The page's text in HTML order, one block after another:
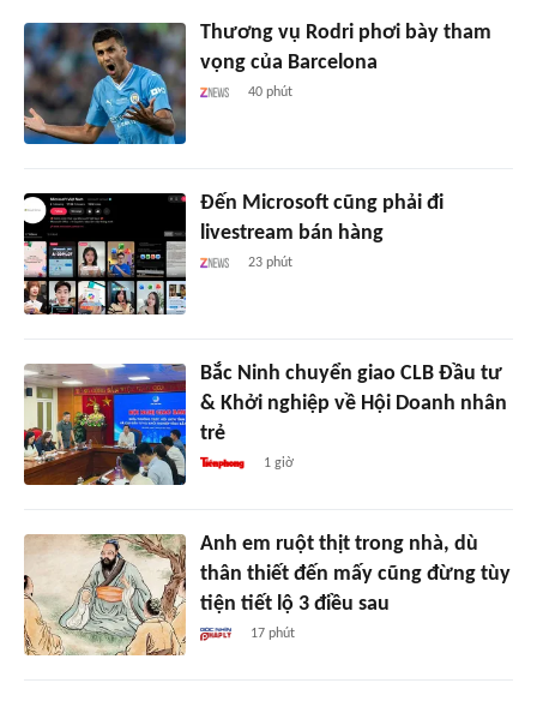
Thương vụ Rodri phơi bày tham
vọng của Barcelona
40 phút
Đến Microsoft cũng phải đi
livestream bán hàng
23 phút
Bắc Ninh chuyển giao CLB Đầu tư
& Khởi nghiệp về Hội Doanh nhân
trẻ
1 giờ
Anh em ruột thịt trong nhà, dù
thân thiết đến mấy cũng đừng tùy
tiện tiết lộ 3 điều sau
17 phút